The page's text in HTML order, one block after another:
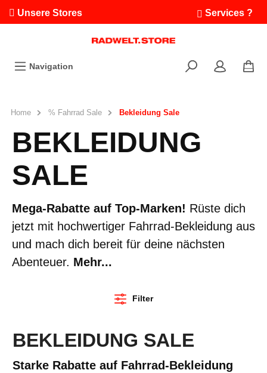
Unsere Stores Services ?
Ausfahrten
Bikefinder
Navigation
Home % Fahrrad Sale Bekleidung Sale
BEKLEIDUNG
SALE
Mega-Rabatte auf Top-Marken! Rüste dich
jetzt mit hochwertiger Fahrrad-Bekleidung aus
und mach dich bereit für deine nächsten
Abenteuer. Mehr...
Filter
BEKLEIDUNG SALE
Starke Rabatte auf Fahrrad-Bekleidung